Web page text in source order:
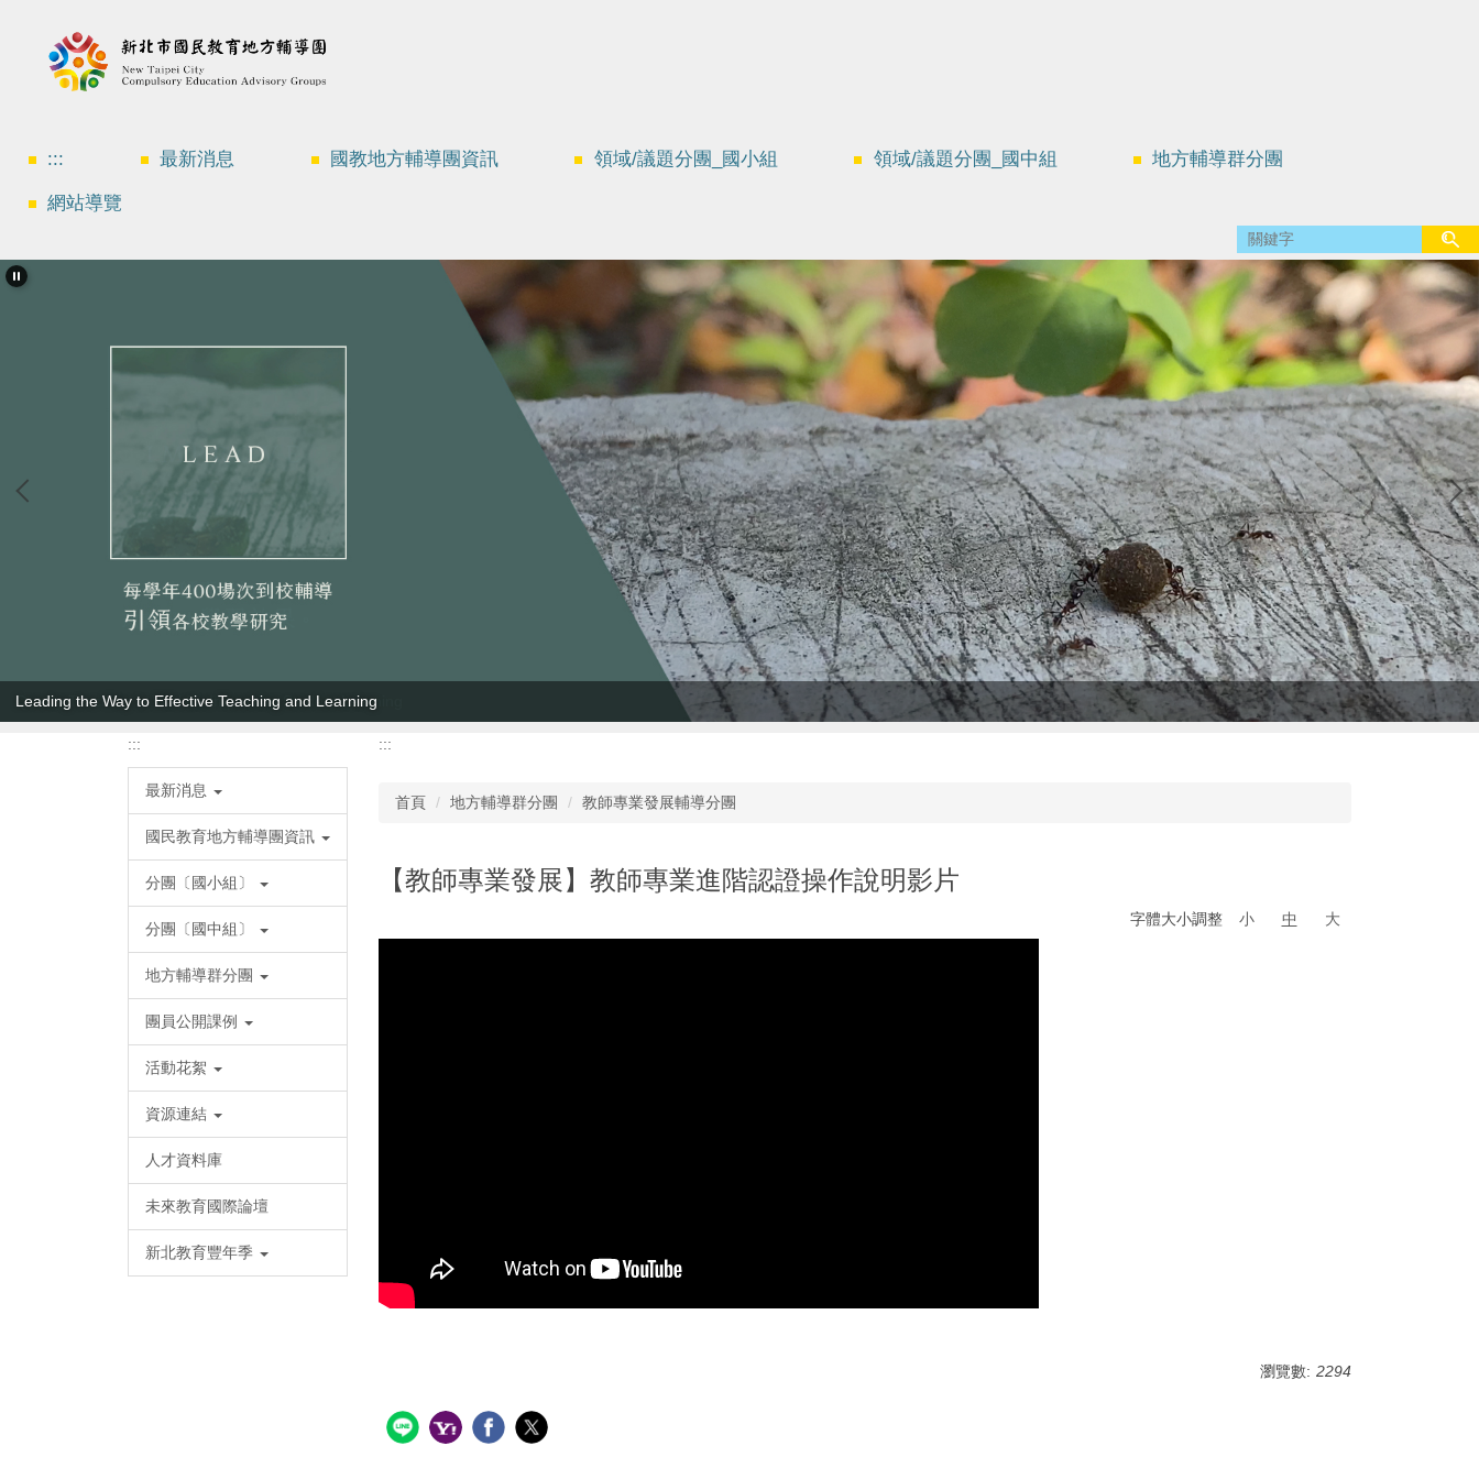
::: 最新消息 國教地方輔導團資訊 領域/議題分團_國小組 領域/議題分團_國中組 地方輔導群分團
網站導覽
Leading the Way to Effective Teaching and Learning
:::
最新消息
國民教育地方輔導團資訊
分團〔國小組〕
分團〔國中組〕
地方輔導群分團
團員公開課例
活動花絮
資源連結
人才資料庫
未來教育國際論壇
新北教育豐年季
:::
首頁 地方輔導群分團 教師專業發展輔導分團
【教師專業發展】教師專業進階認證操作說明影片
字體大小調整 小 中 大
瀏覽數: 2294